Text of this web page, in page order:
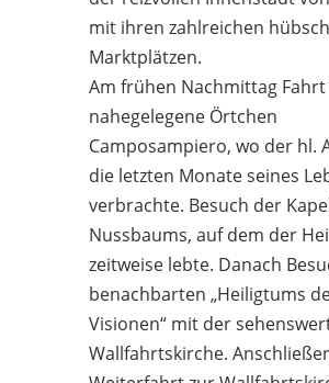
mit ihren zahlreichen
Marktplätzen.
Am frühen Nachmittag Fahrt
nahegelegene Örtchen
Camposampiero, wo der hl.
die letzten Monate seines
verbrachte. Besuch der
Nussbaums, auf dem der
zeitweise lebte. Danach
benachbarten „Heiligtums
Visionen“ mit der
Wallfahrtskirche.